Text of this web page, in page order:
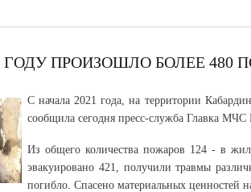
ГОДУ ПРОИЗОШЛО БОЛЕЕ 480
С начала 2021 года, на территории
сообщила сегодня пресс-служба Главка
Из общего количества пожаров 124 - в
эвакуировано 421, получили травмы
погибло. Спасено материальных ценностей